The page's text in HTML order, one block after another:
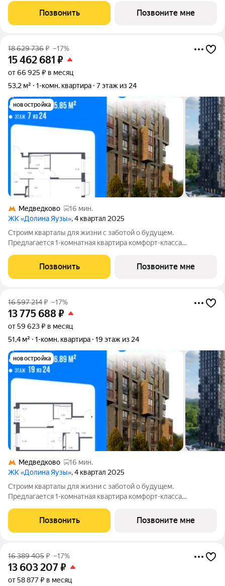
жилом комплексе "Долина Яузы".Квартиры комплекса на
выбор: могут быть как с отделкой, так и
Позвонить Позвоните мне
18 629 736₽ –17%
15 462 681 ₽
от 66 925 ₽ в месяц
53,2 м²
1-комн. квартира 7 этаж из 24
новостройка
Медведково
16 мин.
ЖК «Долина Яузы», 4 квартал 2025
Строим кварталы для жизни с заботой о будущем.
Предлагается 1-комнатная квартира комфорт-класса
жилом комплексе "Долина Яузы".Квартиры комплекса на
выбор: могут быть как с отделкой, так и
Позвонить Позвоните мне
16 597 214₽ –17%
13 775 688₽
от 59 623 ₽ в месяц
51,4 м²
1-комн. квартира 19 этаж из 24
новостройка
Медведково
16 мин.
ЖК «Долина Яузы», 4 квартал 2025
Строим кварталы для жизни с заботой о будущем.
Предлагается 1-комнатная квартира комфорт-класса
в жилом комплексе "Долина Яузы".Квартиры комплекса на
выбор: могут быть как с отделкой, так и
Позвонить Позвоните мне
16 389 405₽ –17%
13 603 207₽
от 58 877 ₽ в месяц